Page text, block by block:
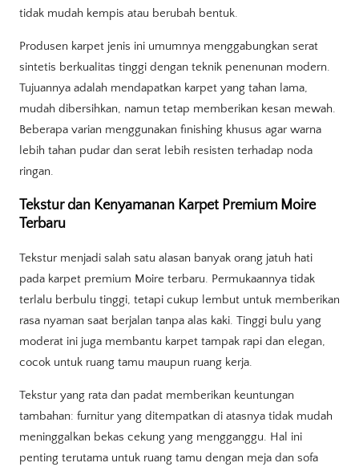
tidak mudah kempis atau berubah bentuk.
Produsen karpet jenis ini umumnya menggabungkan serat
sintetis berkualitas tinggi dengan teknik penenunan modern.
Tujuannya adalah mendapatkan karpet yang tahan lama,
mudah dibersihkan, namun tetap memberikan kesan mewah.
Beberapa varian menggunakan finishing khusus agar warna
lebih tahan pudar dan serat lebih resisten terhadap noda
ringan.
Tekstur dan Kenyamanan Karpet Premium Moire
Terbaru
Tekstur menjadi salah satu alasan banyak orang jatuh hati
pada karpet premium Moire terbaru. Permukaannya tidak
terlalu berbulu tinggi, tetapi cukup lembut untuk memberikan
rasa nyaman saat berjalan tanpa alas kaki. Tinggi bulu yang
moderat ini juga membantu karpet tampak rapi dan elegan,
cocok untuk ruang tamu maupun ruang kerja.
Tekstur yang rata dan padat memberikan keuntungan
tambahan: furnitur yang ditempatkan di atasnya tidak mudah
meninggalkan bekas cekung yang mengganggu. Hal ini
penting terutama untuk ruang tamu dengan meja dan sofa